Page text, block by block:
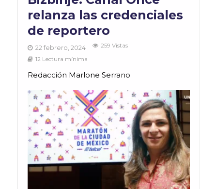
relanza las credenciales
de reportero
22 febrero, 2024
259 Vistas
12 Lectura mínima
Redacción Marlone Serrano